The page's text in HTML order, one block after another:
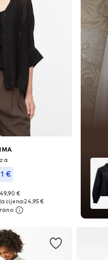
€
S, M, L
€
cijena:24,95 €